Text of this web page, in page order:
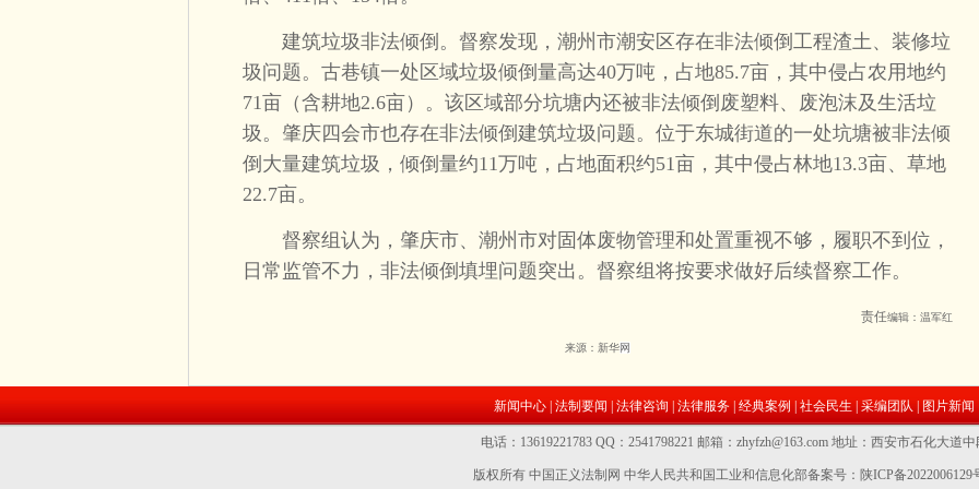
建筑垃圾非法倾倒。督察发现，潮州市潮安区存在非法倾倒工程渣土、装修垃
圾问题。古巷镇一处区域垃圾倾倒量高达40万吨，占地85.7亩，其中侵占农用地约
71亩（含耕地2.6亩）。该区域部分坑塘内还被非法倾倒废塑料、废泡沫及生活垃
圾。肇庆四会市也存在非法倾倒建筑垃圾问题。位于东城街道的一处坑塘被非法倾
倒大量建筑垃圾，倾倒量约11万吨，占地面积约51亩，其中侵占林地13.3亩、草地
22.7亩。
督察组认为，肇庆市、潮州市对固体废物管理和处置重视不够，履职不到位，
日常监管不力，非法倾倒填埋问题突出。督察组将按要求做好后续督察工作。
责任编辑：温军红
来源：新华网
新闻中心 法制要闻 法律咨询 法律服务 经典案例 社会民生 采编团队 图片新闻
电话：13619221783 QQ：2541798221 邮箱：zhyfzh@163.com 地址：西安市石化大道中
版权所有 中国正义法制网 中华人民共和国工业和信息化部备案号：陕ICP备2022006129